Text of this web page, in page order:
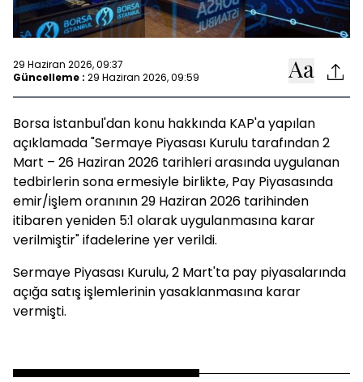
29 Haziran 2026, 09:37
Güncelleme : 29 Haziran 2026, 09:59
Borsa İstanbul'dan konu hakkında KAP'a yapılan
açıklamada "Sermaye Piyasası Kurulu tarafından 2
Mart – 26 Haziran 2026 tarihleri arasında uygulanan
tedbirlerin sona ermesiyle birlikte, Pay Piyasasında
emir/işlem oranının 29 Haziran 2026 tarihinden
itibaren yeniden 5:1 olarak uygulanmasına karar
verilmiştir" ifadelerine yer verildi.
Sermaye Piyasası Kurulu, 2 Mart'ta pay piyasalarında
açığa satış işlemlerinin yasaklanmasına karar
vermişti.